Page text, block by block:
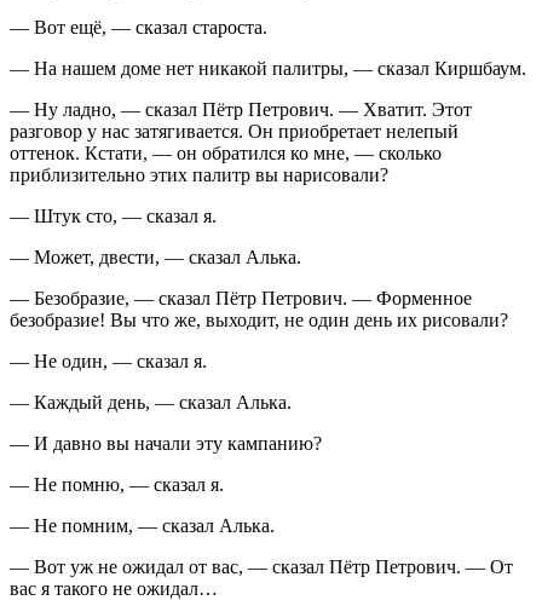
— Вот ещё, — сказал староста.
— На нашем доме нет никакой палитры, — сказал Киршбаум.
— Ну ладно, — сказал Пётр Петрович. — Хватит. Этот
разговор у нас затягивается. Он приобретает нелепый
оттенок. Кстати, — он обратился ко мне, — сколько
приблизительно этих палитр вы нарисовали?
— Штук сто, — сказал я.
— Может, двести, — сказал Алька.
— Безобразие, — сказал Пётр Петрович. — Форменное
безобразие! Вы что же, выходит, не один день их рисовали?
— Не один, — сказал я.
— Каждый день, — сказал Алька.
— И давно вы начали эту кампанию?
— Не помню, — сказал я.
— Не помним, — сказал Алька.
— Вот уж не ожидал от вас, — сказал Пётр Петрович. — От
вас я такого не ожидал…